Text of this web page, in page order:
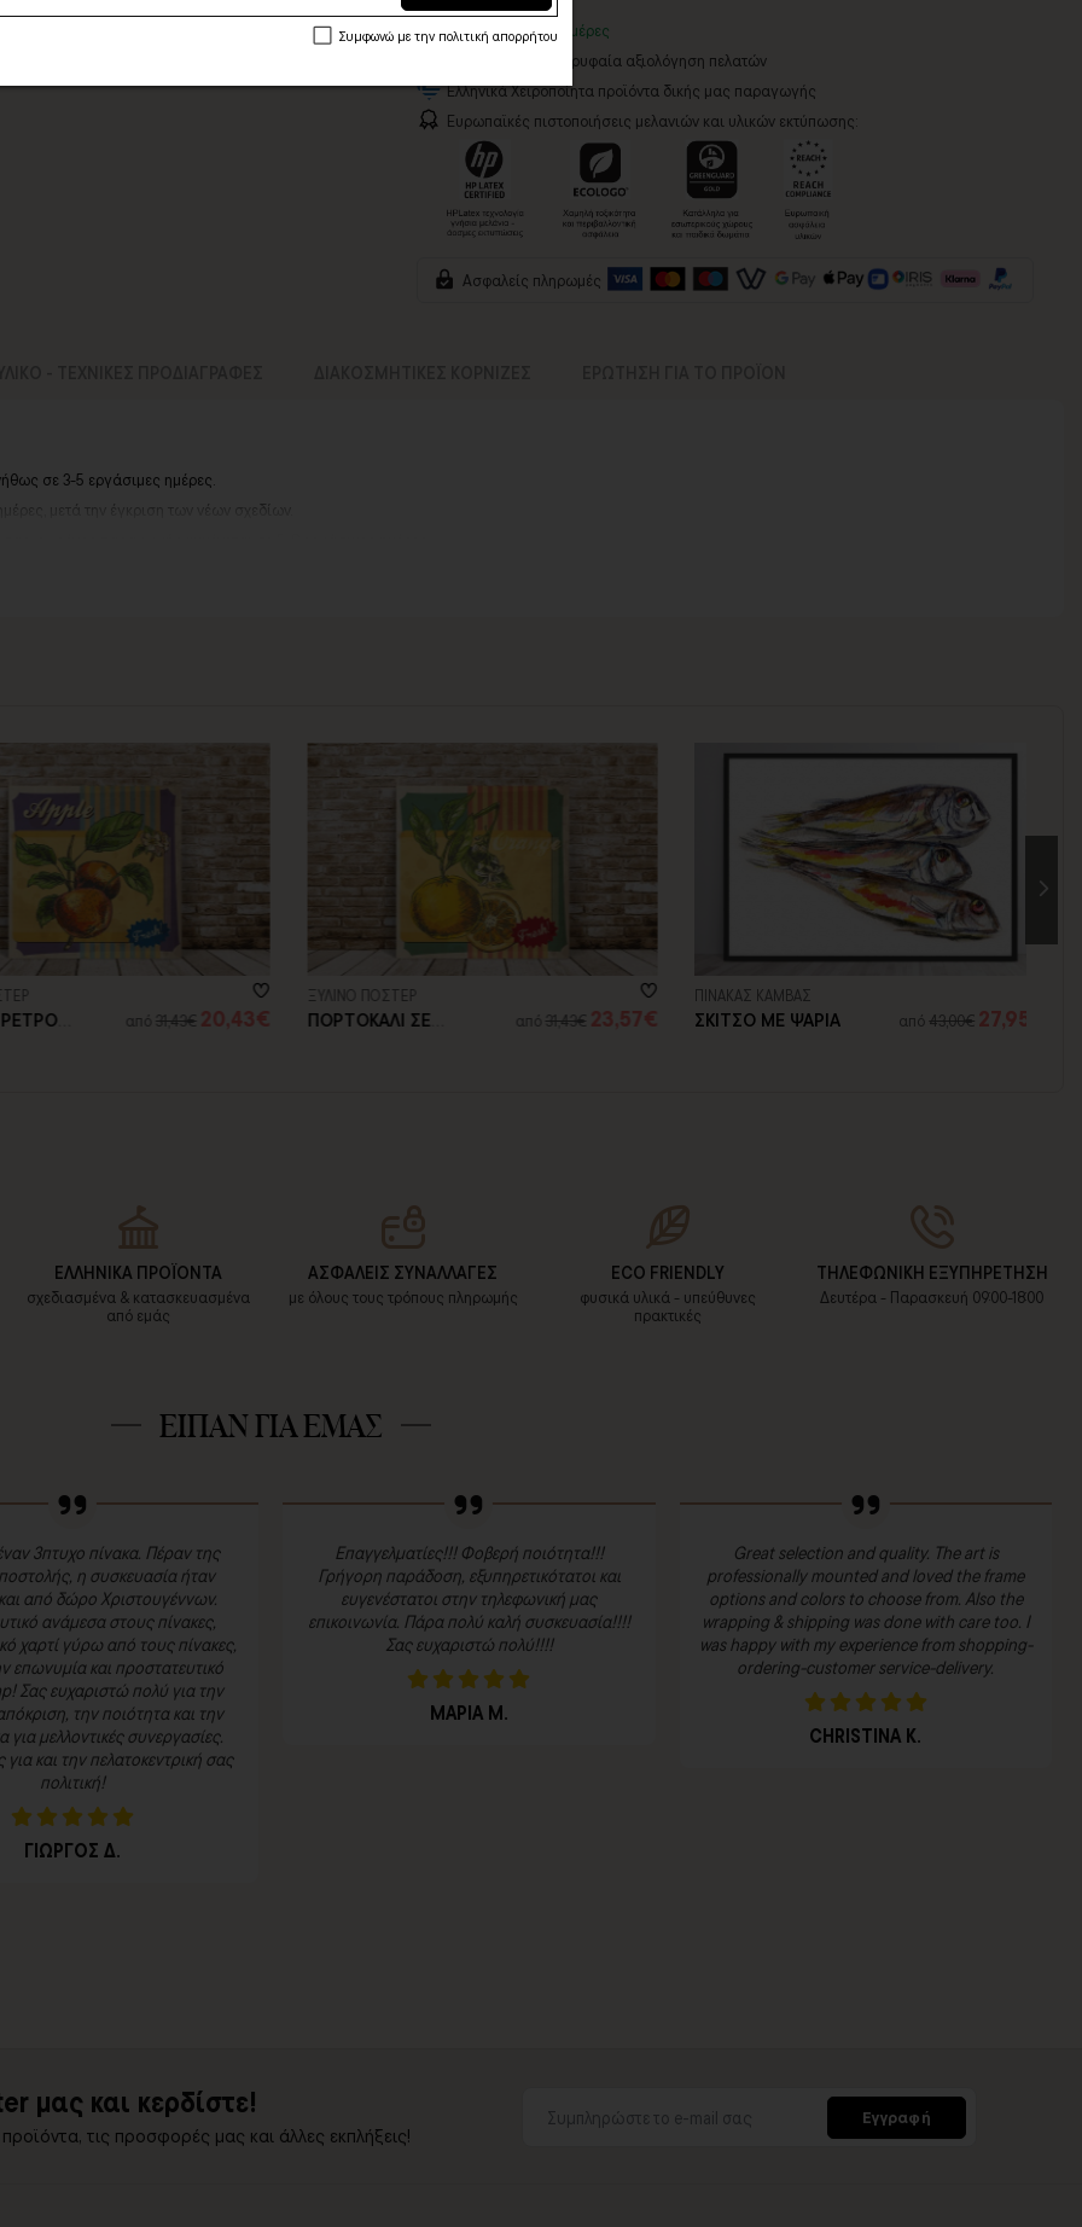
Αποστολή σε 3-8 ημέρες
5/5 - Κορυφαία αξιολόγηση πελατών
Ελληνικά Χειροποίητα προϊόντα δικής μας παραγωγής
Ευρωπαϊκές πιστοποιήσεις μελανιών και υλικών εκτύπωσης:
Ασφαλείς πληρωμές
σε 3-5 εργάσιμες ημέρες.
μετά την έγκριση των νέων σχεδίων.
ή καλοκαιρινών διακοπών, μπορεί να χρειαστεί λίγος περισσότερος χρόνος για να παραδοθεί.
από31,43€20,43€
ΞΥΛΙΝΟ ΠΟΣΤΕΡ
ΠΟΡΤΟΚΑΛΙ ΣΕ
από31,43€23,57€
ΠΙΝΑΚΑΣ ΚΑΜΒΑΣ
ΣΚΙΤΣΟ ME ΨΑΡΙΑ από43,00€27,95€
ΕΛΛΗΝΙΚΑ ΠΡΟΪΟΝΤΑ
σχεδιασμένα & κατασκευασμένα
από εμάς
ΑΣΦΑΛΕΙΣ ΣΥΝΑΛΛΑΓΕΣ
με όλους τους τρόπους πληρωμής
ECO FRIENDLY
φυσικά υλικά - υπεύθυνες
πρακτικές
ΤΗΛΕΦΩΝΙΚΗ ΕΞΥΠΗΡΕΤΗΣΗ
Δευτέρα - Παρασκευή 09:00-18:00
ΕΙΠΑΝ ΓΙΑ ΕΜΑΣ
3πτυχο πίνακα. Πέραν της
η συσκευασία ήταν
από δώρο Χριστουγέννων.
ανάμεσα στους πίνακες,
χαρτί γύρω από τους πίνακες,
επωνυμία και προστατευτικό
Σας ευχαριστώ πολύ για την
την ποιότητα και την
για μελλοντικές συνεργασίες.
και την πελατοκεντρική σας
πολιτική!
ΓΙΩΡΓΟΣ Δ.
Επαγγελματίες!!! Φοβερή ποιότητα!!!
Γρήγορη παράδοση, εξυπηρετικότατοι και
ευγενέστατοι στην τηλεφωνική μας
επικοινωνία. Πάρα πολύ καλή συσκευασία!!!!
Σας ευχαριστώ πολύ!!!!
ΜΑΡΙΑ Μ.
Great selection and quality. The art is
professionally mounted and loved the frame
options and colors to choose from. Also the
wrapping & shipping was done with care too. I
was happy with my experience from shopping-
ordering-customer service-delivery.
CHRISTINA K.
μας και κερδίστε!
τις προσφορές μας και άλλες εκπλήξεις!
Εγγραφή
Συμφωνώ με την πολιτική απορρήτου